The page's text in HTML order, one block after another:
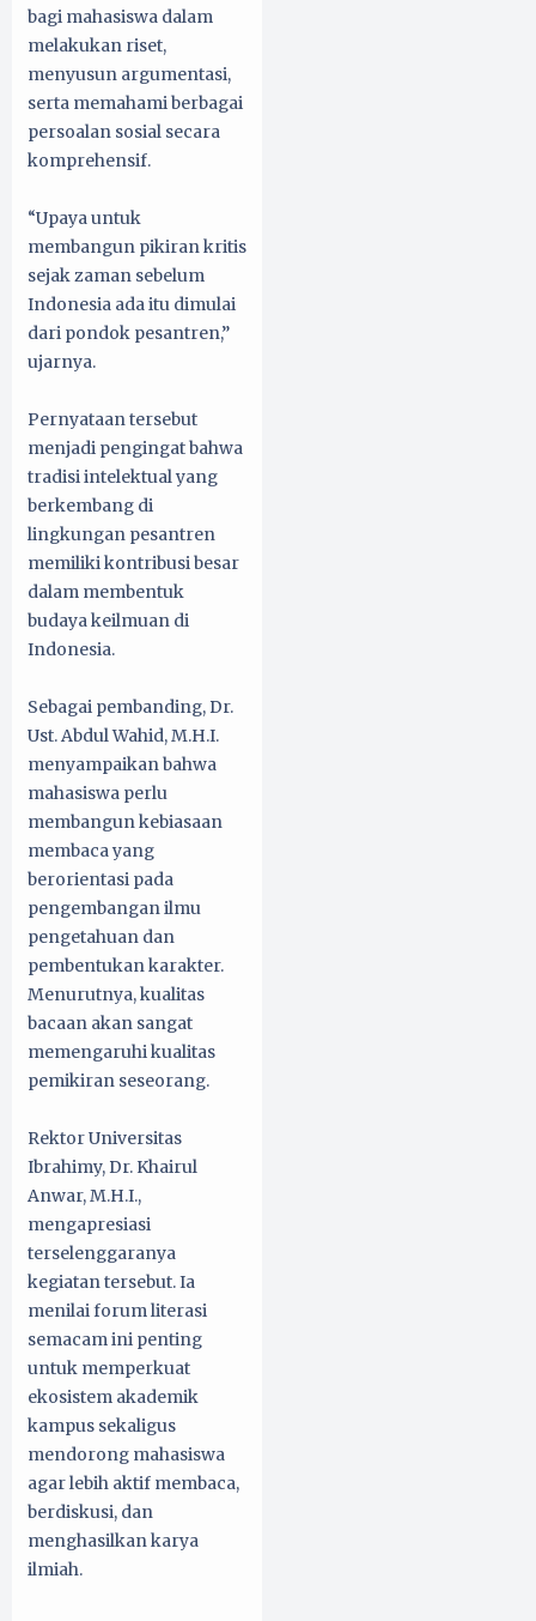
bagi mahasiswa dalam
melakukan riset,
menyusun argumentasi,
serta memahami berbagai
persoalan sosial secara
komprehensif.
“Upaya untuk
membangun pikiran kritis
sejak zaman sebelum
Indonesia ada itu dimulai
dari pondok pesantren,”
ujarnya.
Pernyataan tersebut
menjadi pengingat bahwa
tradisi intelektual yang
berkembang di
lingkungan pesantren
memiliki kontribusi besar
dalam membentuk
budaya keilmuan di
Indonesia.
Sebagai pembanding, Dr.
Ust. Abdul Wahid, M.H.I.
menyampaikan bahwa
mahasiswa perlu
membangun kebiasaan
membaca yang
berorientasi pada
pengembangan ilmu
pengetahuan dan
pembentukan karakter.
Menurutnya, kualitas
bacaan akan sangat
memengaruhi kualitas
pemikiran seseorang.
Rektor Universitas
Ibrahimy, Dr. Khairul
Anwar, M.H.I.,
mengapresiasi
terselenggaranya
kegiatan tersebut. Ia
menilai forum literasi
semacam ini penting
untuk memperkuat
ekosistem akademik
kampus sekaligus
mendorong mahasiswa
agar lebih aktif membaca,
berdiskusi, dan
menghasilkan karya
ilmiah.